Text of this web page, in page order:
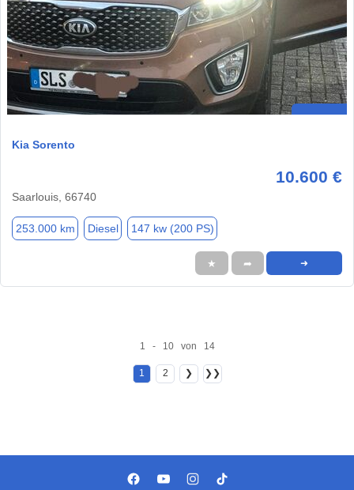
Kia Sorento
10.600 €
Saarlouis, 66740
253.000 km Diesel 147 kw (200 PS)
★ ➦ ➜
1 - 10 von 14
1 2 ❯ ❯❯